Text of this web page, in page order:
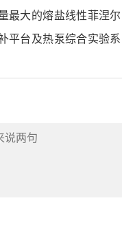
最大的熔盐线性菲涅尔
完成【附建设过程实
平台及热泵综合实验系